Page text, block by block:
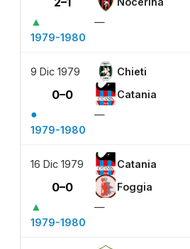
▲
—
1979-1980
9 Dic 1979 Chieti
0–0 Catania
●
—
1979-1980
16 Dic 1979 Catania
0–0 Foggia
▲
—
1979-1980